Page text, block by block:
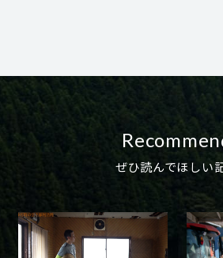
ぜひ読んでほしい